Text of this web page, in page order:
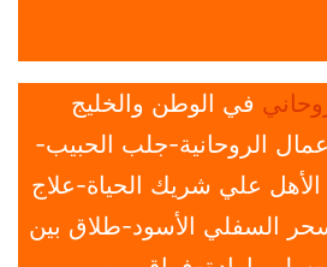
في الوطن والخليج
الروحانية-جلب الحبيب-
علي شريك الحياة-علاج
السفلي الأسود-طلاق بين